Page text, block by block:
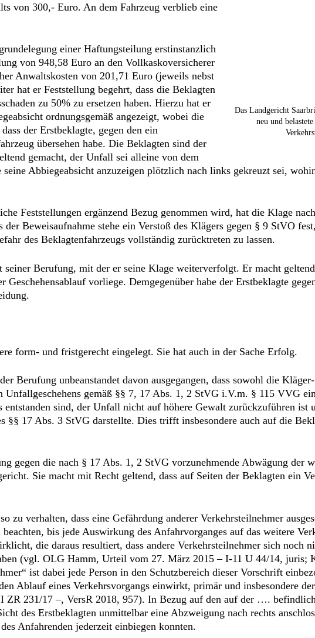
Das Landgericht
neu und
von 300,- Euro. An dem Fahrzeug verblieb eine
einer Haftungsteilung erstinstanzlich
von 948,58 Euro an den Vollkaskoversicherer
Anwaltskosten von 201,71 Euro (jeweils nebst
hat er Feststellung begehrt, dass die Beklagten
zu 50% zu ersetzen haben. Hierzu hat er
ordnungsgemäß angezeigt, wobei die
der Erstbeklagte, gegen den ein
übersehen habe. Die Beklagten sind der
gemacht, der Unfall sei alleine von dem
Abbiegeabsicht anzuzeigen plötzlich nach links gekreuzt sei,
Feststellungen ergänzend Bezug genommen wird, hat die Klage
der Beweisaufnahme stehe ein Verstoß des Klägers gegen § 9 StVO
des Beklagtenfahrzeugs vollständig zurücktreten zu lassen.
Berufung, mit der er seine Klage weiterverfolgt. Er macht
Geschehensablauf vorliege. Demgegenüber habe der Erstbeklagte
form- und fristgerecht eingelegt. Sie hat auch in der Sache Erfolg.
Berufung unbeanstandet davon ausgegangen, dass sowohl die
Unfallgeschehens gemäß §§ 7, 17 Abs. 1, 2 StVG i.V.m. § 115 VVG
entstanden sind, der Unfall nicht auf höhere Gewalt zurückzuführen ist
§§ 17 Abs. 3 StVG darstellte. Dies trifft insbesondere auch auf die
gegen die nach § 17 Abs. 1, 2 StVG vorzunehmende Abwägung der
Sie macht mit Recht geltend, dass auf Seiten der Beklagten ein
zu verhalten, dass eine Gefährdung anderer Verkehrsteilnehmer
bis jede Auswirkung des Anfahrvorganges auf das weitere
die daraus resultiert, dass andere Verkehrsteilnehmer sich noch
(vgl. OLG Hamm, Urteil vom 27. März 2015 – I-11 U 44/14, juris;
ist dabei jede Person in den Schutzbereich dieser Vorschrift
Ablauf eines Verkehrsvorgangs einwirkt, primär und insbesondere
231/17 –, VersR 2018, 957). In Bezug auf den auf der ….
des Erstbeklagten unmittelbar eine Abzweigung nach rechts
Anfahrenden jederzeit einbiegen konnten.